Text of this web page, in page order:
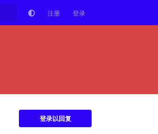
注册 登录
登录以回复